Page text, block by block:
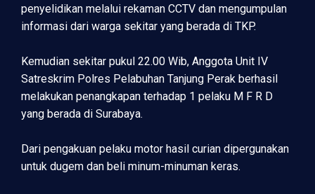
penyelidikan melalui rekaman CCTV dan mengumpulan
informasi dari warga sekitar yang berada di TKP.
Kemudian sekitar pukul 22.00 Wib, Anggota Unit IV
Satreskrim Polres Pelabuhan Tanjung Perak berhasil
melakukan penangkapan terhadap 1 pelaku M F R D
yang berada di Surabaya.
Dari pengakuan pelaku motor hasil curian dipergunakan
untuk dugem dan beli minum-minuman keras.